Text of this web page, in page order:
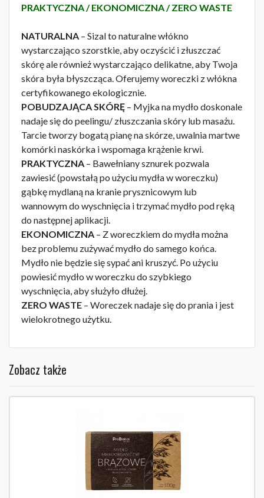
PRAKTYCZNA / EKONOMICZNA / ZERO WASTE
NATURALNA – Sizal to naturalne włókno
wystarczająco szorstkie, aby oczyścić i złuszczać
skórę ale również wystarczająco delikatne, aby Twoja
skóra była błyszcząca. Oferujemy woreczki z włókna
certyfikowanego ekologicznie.
POBUDZAJĄCA SKÓRĘ – Myjka na mydło doskonale
nadaje się do peelingu/ złuszczania skóry lub masażu.
Tarcie tworzy bogatą pianę na skórze, uwalnia martwe
komórki naskórka i wspomaga krążenie krwi.
PRAKTYCZNA – Bawełniany sznurek pozwala
zawiesić (powstałą po użyciu mydła w woreczku)
gąbkę mydlaną na kranie prysznicowym lub
wannowym do wyschnięcia i trzymać mydło pod ręką
do następnej aplikacji.
EKONOMICZNA – Z woreczkiem do mydła można
bez problemu zużywać mydło do samego końca.
Mydło nie będzie się sypać ani kruszyć. Po użyciu
powiesić mydło w woreczku do szybkiego
wyschnięcia, aby służyło dłużej.
ZERO WASTE – Woreczek nadaje się do prania i jest
wielokrotnego użytku.
Zobacz także